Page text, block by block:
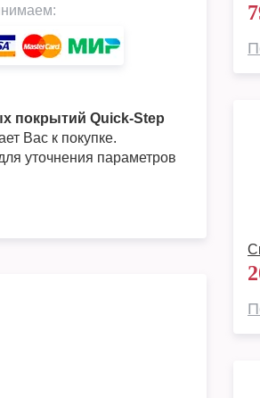
покрытий Quick-Step
Вас к покупке.
уточнения параметров